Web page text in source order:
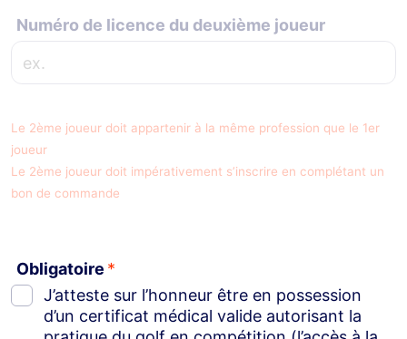
Numéro de licence du deuxième joueur
Le 2ème joueur doit appartenir à la même profession que le 1er
joueur
Le 2ème joueur doit impérativement s’inscrire en complétant un
bon de commande
Obligatoire
J’atteste sur l’honneur être en possession
d’un certificat médical valide autorisant la